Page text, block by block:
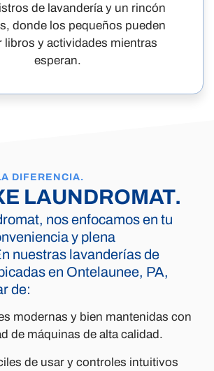
de lavandería y un rincón
donde los pequeños pueden
libros y actividades mientras
esperan.
DIFERENCIA.
LAUNDROMAT.
nos enfocamos en tu
y plena
nuestras lavanderías de
en Ontelaunee, PA,
de:
modernas y bien mantenidas con
de máquinas de alta calidad.
de usar y controles intuitivos